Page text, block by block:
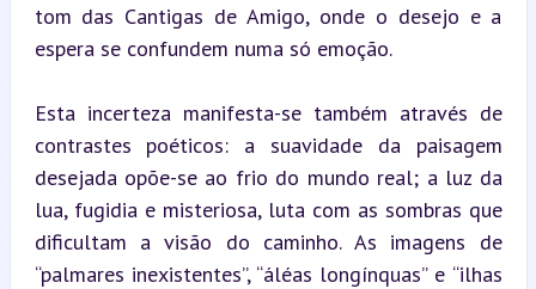
tom das Cantigas de Amigo, onde o desejo e a
espera se confundem numa só emoção.
Esta incerteza manifesta-se também através de
contrastes poéticos: a suavidade da paisagem
desejada opõe-se ao frio do mundo real; a luz da
lua, fugidia e misteriosa, luta com as sombras que
dificultam a visão do caminho. As imagens de
“palmares inexistentes”, “áléas longínquas” e “ilhas